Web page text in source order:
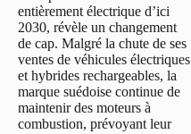
entièrement électrique d’ici
2030, révèle un changement
de cap. Malgré la chute de ses
ventes de véhicules électriques
et hybrides rechargeables, la
marque suédoise continue de
maintenir des moteurs à
combustion, prévoyant leur